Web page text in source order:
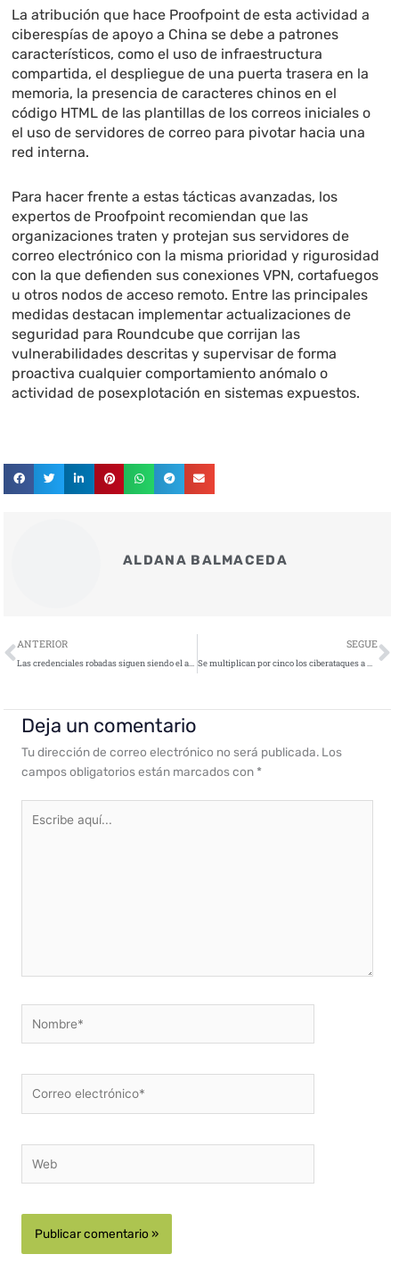
La atribución que hace Proofpoint de esta actividad a
ciberespías de apoyo a China se debe a patrones
característicos, como el uso de infraestructura
compartida, el despliegue de una puerta trasera en la
memoria, la presencia de caracteres chinos en el
código HTML de las plantillas de los correos iniciales o
el uso de servidores de correo para pivotar hacia una
red interna.
Para hacer frente a estas tácticas avanzadas, los
expertos de Proofpoint recomiendan que las
organizaciones traten y protejan sus servidores de
correo electrónico con la misma prioridad y rigurosidad
con la que defienden sus conexiones VPN, cortafuegos
u otros nodos de acceso remoto. Entre las principales
medidas destacan implementar actualizaciones de
seguridad para Roundcube que corrijan las
vulnerabilidades descritas y supervisar de forma
proactiva cualquier comportamiento anómalo o
actividad de posexplotación en sistemas expuestos.
ALDANA BALMACEDA
Ant
ANTERIOR
Las credenciales robadas siguen siendo el arma favorita de los ciberdelincuentes
SEGUE
Se multiplican por cinco los ciberataques a pymes con malware disfrazado de IA
Deja un comentario
Tu dirección de correo electrónico no será publicada. Los
campos obligatorios están marcados con *
aquí...
electrónico*